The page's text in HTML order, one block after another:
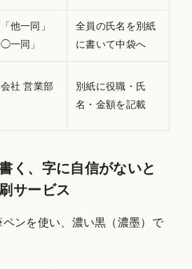
他一同」
一同」
全員の氏名を別紙
に書いて中袋へ
社 営業部
別紙に役職・氏
名・金額を記載
く、字に自信がないと
サービス
ンを使い、濃い黒（濃墨）で